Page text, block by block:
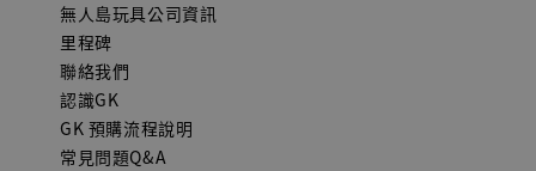
無人島玩具公司資訊
里程碑
聯絡我們
認識GK
GK 預購流程說明
常見問題Q&A